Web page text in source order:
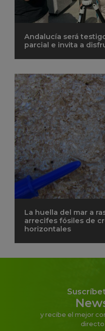
Andalucía será
parcial e invita a
La huella del mar a
arrecifes fósiles de
horizontales
y recibe el mejor
directo